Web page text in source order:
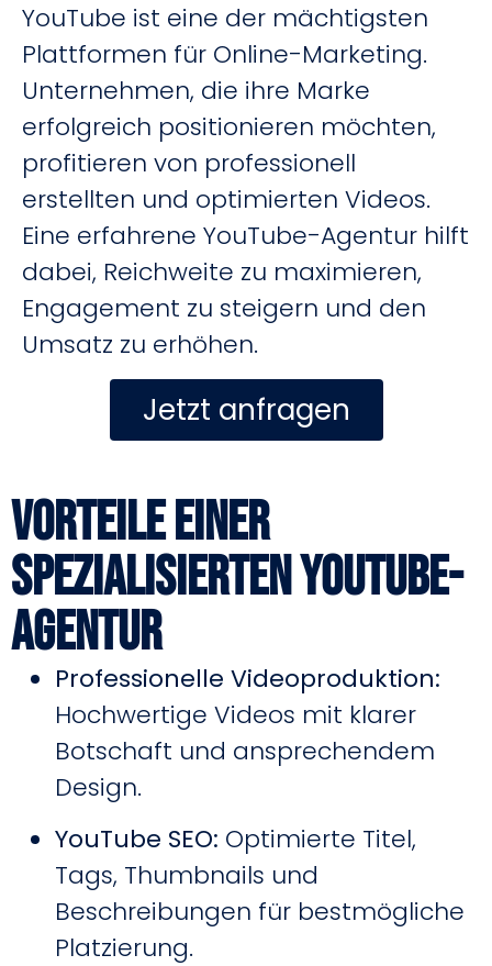
YouTube ist eine der mächtigsten
Plattformen für Online-Marketing.
Unternehmen, die ihre Marke
erfolgreich positionieren möchten,
profitieren von professionell
erstellten und optimierten Videos.
Eine erfahrene YouTube-Agentur hilft
dabei, Reichweite zu maximieren,
Engagement zu steigern und den
Umsatz zu erhöhen.
Jetzt anfragen
Vorteile einer
spezialisierten YouTube-
Agentur
Professionelle Videoproduktion:
Hochwertige Videos mit klarer
Botschaft und ansprechendem
Design.
YouTube SEO: Optimierte Titel,
Tags, Thumbnails und
Beschreibungen für bestmögliche
Platzierung.